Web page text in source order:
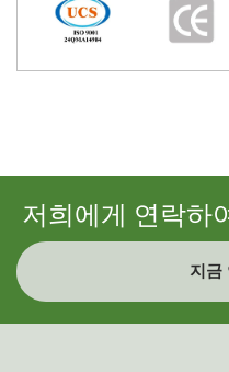
저희에게 연락하
지금